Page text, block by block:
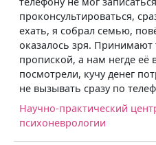
проконсультироваться,
ехать, я собрал семью,
оказалось зря. Принимают
пропиской, а нам негде её
посмотрели, кучу денег
не вызывать сразу по
Научно-практический
психоневрологии